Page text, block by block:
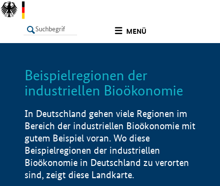
MENÜ
LISTE
Beispielregionen der
industriellen Bioökonomie
In Deutschland gehen viele Regionen im
Bereich der industriellen Bioökonomie mit
gutem Beispiel voran. Wo diese
Beispielregionen der industriellen
Bioökonomie in Deutschland zu verorten
sind, zeigt diese Landkarte.